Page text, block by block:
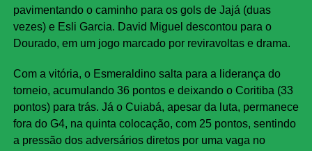
pavimentando o caminho para os gols de Jajá (duas
vezes) e Esli Garcia. David Miguel descontou para o
Dourado, em um jogo marcado por reviravoltas e drama.
Com a vitória, o Esmeraldino salta para a liderança do
torneio, acumulando 36 pontos e deixando o Coritiba (33
pontos) para trás. Já o Cuiabá, apesar da luta, permanece
fora do G4, na quinta colocação, com 25 pontos, sentindo
a pressão dos adversários diretos por uma vaga no